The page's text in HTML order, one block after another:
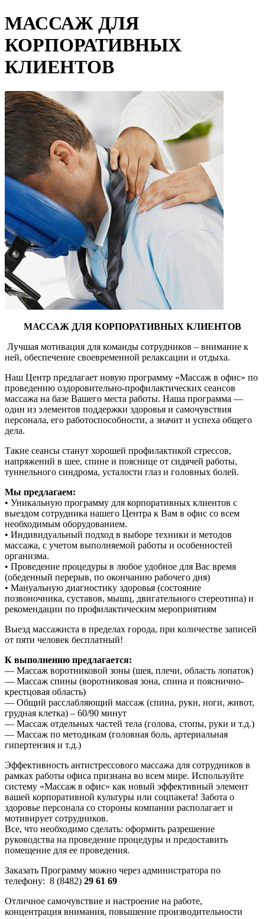
МАССАЖ ДЛЯ
КОРПОРАТИВНЫХ
КЛИЕНТОВ
МАССАЖ ДЛЯ КОРПОРАТИВНЫХ КЛИЕНТОВ
Лучшая мотивация для команды сотрудников – внимание к
ней, обеспечение своевременной релаксации и отдыха.
Наш Центр предлагает новую программу «Массаж в офис» по
проведению оздоровительно-профилактических сеансов
массажа на базе Вашего места работы. Наша программа —
один из элементов поддержки здоровья и самочувствия
персонала, его работоспособности, а значит и успеха общего
дела.
Такие сеансы станут хорошей профилактикой стрессов,
напряжений в шее, спине и пояснице от сидячей работы,
туннельного синдрома, усталости глаз и головных болей.
Мы предлагаем:
• Уникальную программу для корпоративных клиентов с
выездом сотрудника нашего Центра к Вам в офис со всем
необходимым оборудованием.
• Индивидуальный подход в выборе техники и методов
массажа, с учетом выполняемой работы и особенностей
организма.
• Проведение процедуры в любое удобное для Вас время
(обеденный перерыв, по окончанию рабочего дня)
• Мануальную диагностику здоровья (состояние
позвоночника, суставов, мышц, двигательного стереотипа) и
рекомендации по профилактическим мероприятиям
Выезд массажиста в пределах города, при количестве записей
от пяти человек бесплатный!
К выполнению предлагается:
— Массаж воротниковой зоны (шея, плечи, область лопаток)
— Массаж спины (воротниковая зона, спина и пояснично-
крестцовая область)
— Общий расслабляющий массаж (спина, руки, ноги, живот,
грудная клетка) – 60/90 минут
— Массаж отдельных частей тела (голова, стопы, руки и т.д.)
— Массаж по методикам (головная боль, артериальная
гипертензия и т.д.)
Эффективность антистрессового массажа для сотрудников в
рамках работы офиса признана во всем мире. Используйте
систему «Массаж в офис» как новый эффективный элемент
вашей корпоративной культуры или соцпакета! Забота о
здоровье персонала со стороны компании располагает и
мотивирует сотрудников.
Все, что необходимо сделать: оформить разрешение
руководства на проведение процедуры и предоставить
помещение для ее проведения.
Заказать Программу можно через администратора по
телефону: 8 (8482) 29 61 69
Отличное самочувствие и настроение на работе,
концентрация внимания, повышение производительности